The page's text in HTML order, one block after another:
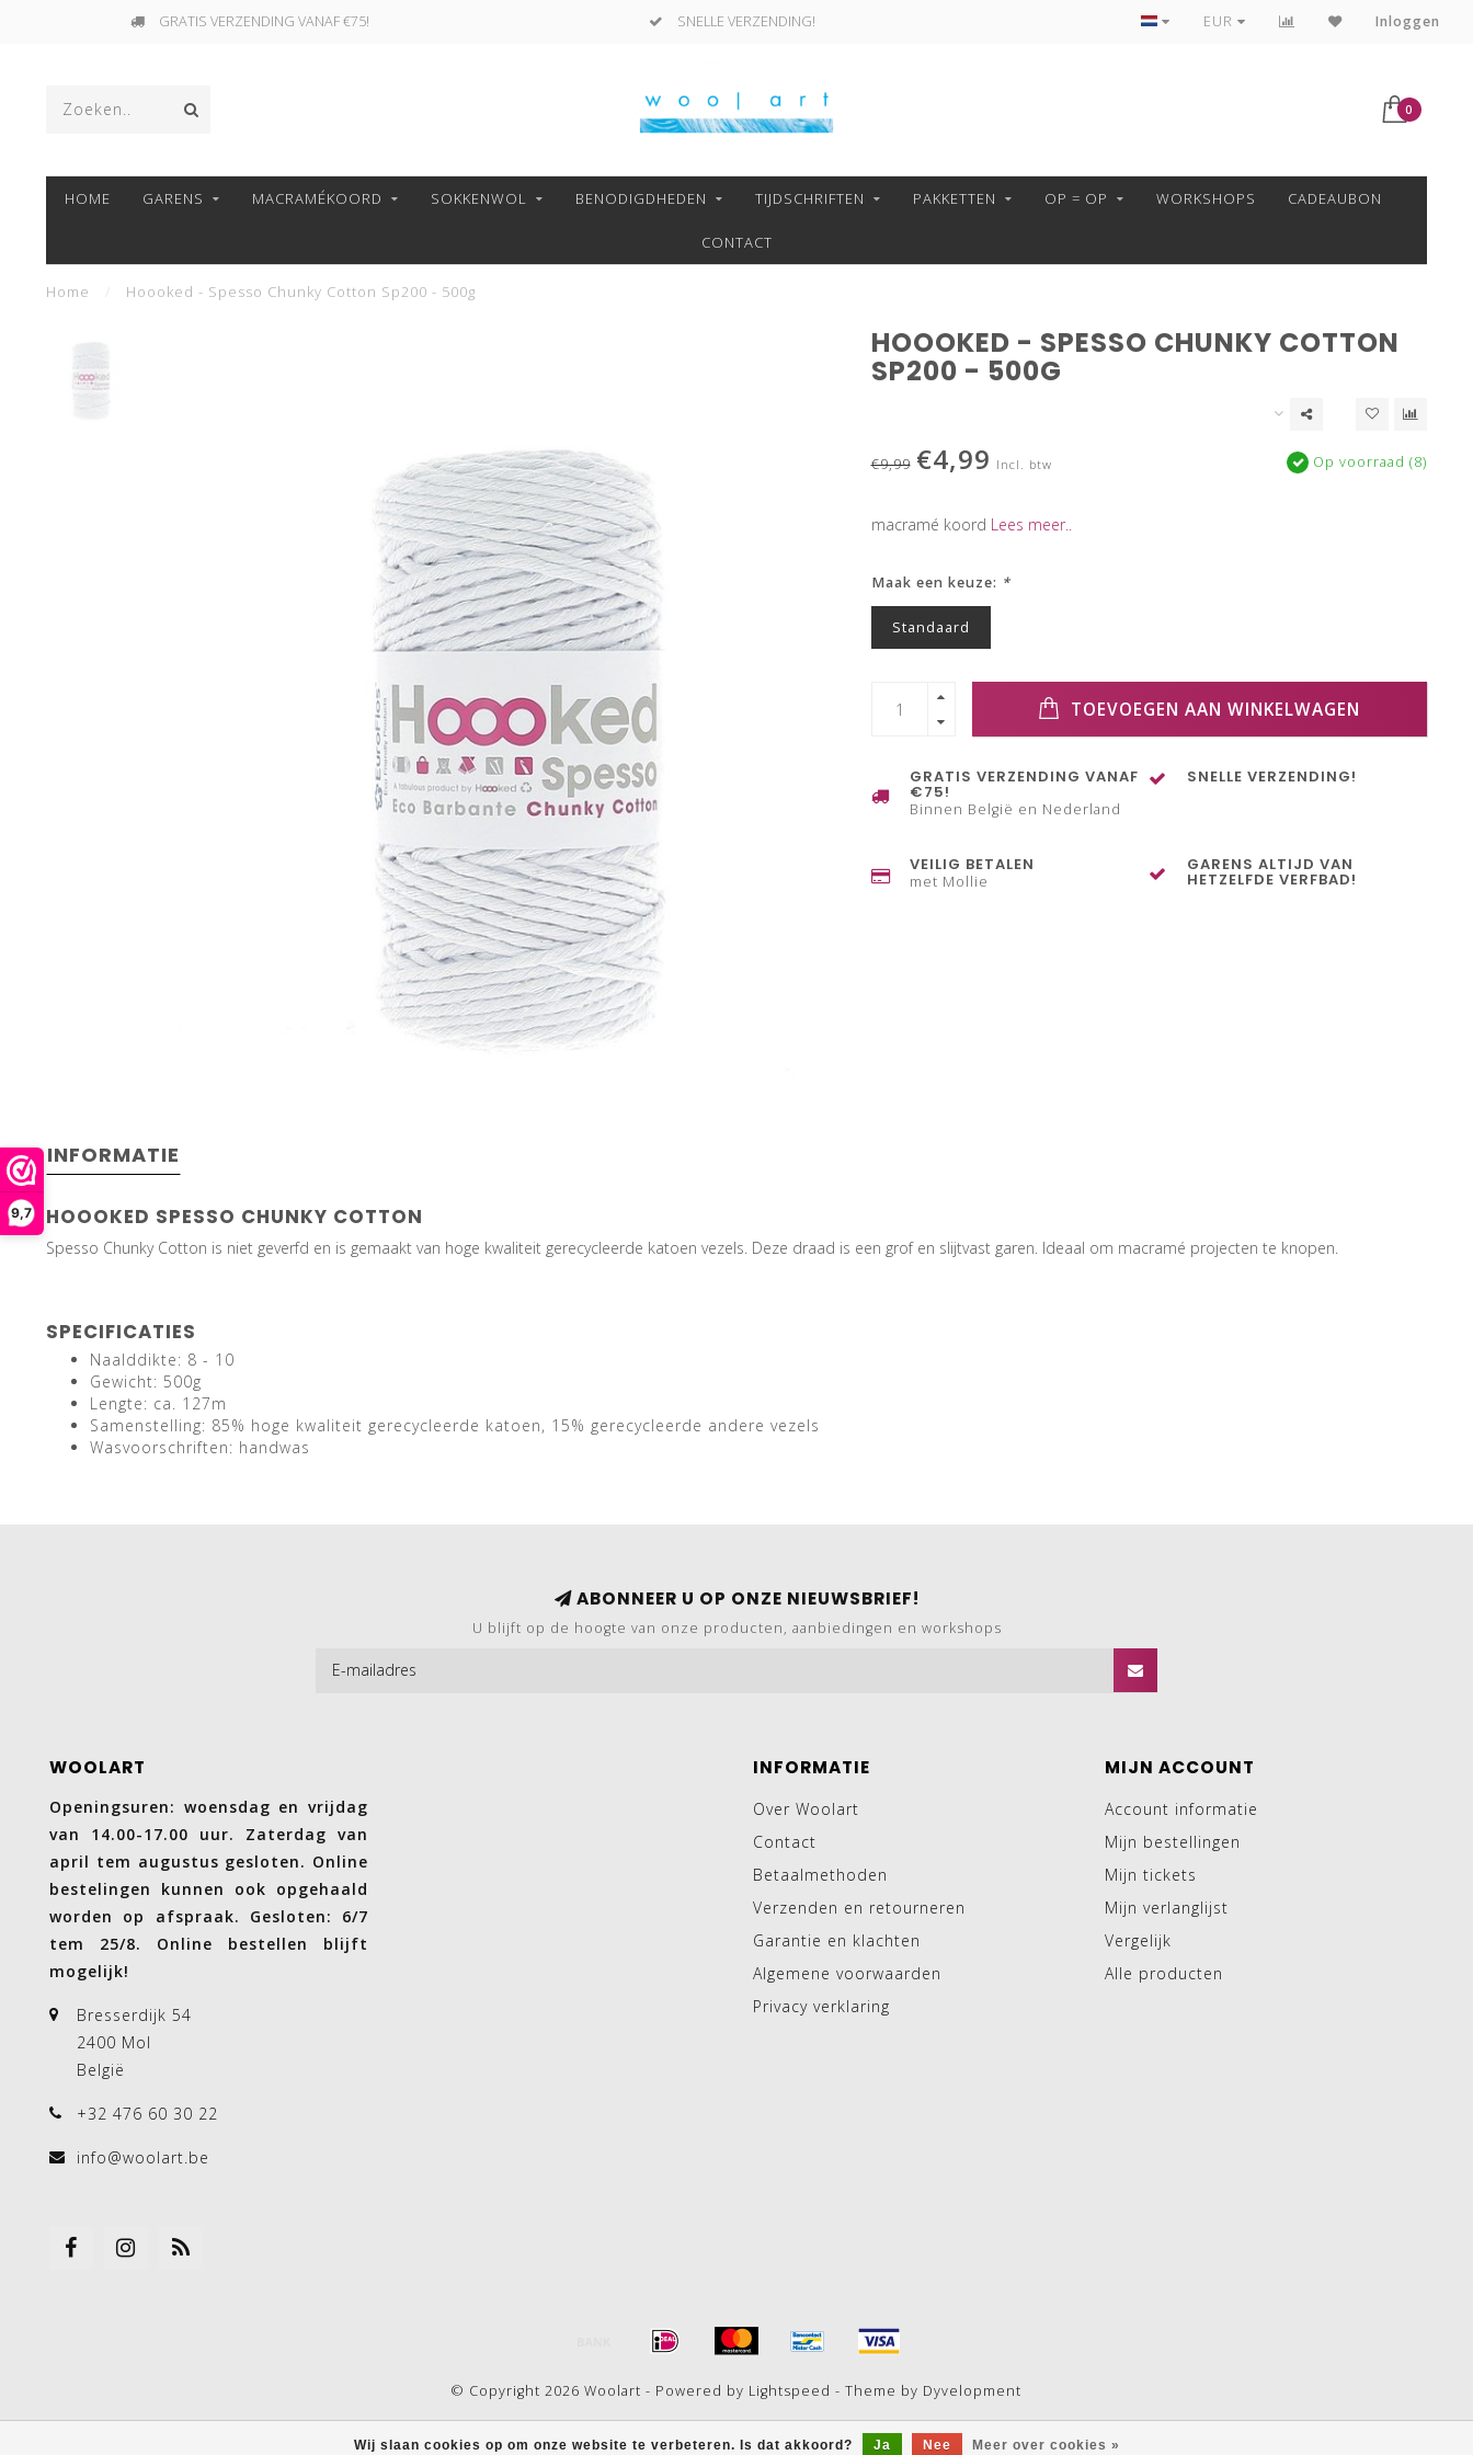
9,7
GRATIS VERZENDING VANAF €75! SNELLE VERZENDING! VEILIG BETALEN MET MOLLIE!
EUR Inloggen
0
HOME GARENS MACRAMÉKOORD SOKKENWOL BENODIGDHEDEN TIJDSCHRIFTEN PAKKETTEN OP = OP WORKSHOPS CADEAUBON
CONTACT
Home Hoooked - Spesso Chunky Cotton Sp200 - 500g
HOOOKED - SPESSO CHUNKY COTTON
SP200 - 500G
€9,99 €4,99 Incl. btw Op voorraad (8)
macramé koord Lees meer..
Maak een keuze: *
Standaard
TOEVOEGEN AAN WINKELWAGEN
GRATIS VERZENDING VANAF
€75!
Binnen België en Nederland
SNELLE VERZENDING!
VEILIG BETALEN
met Mollie
GARENS ALTIJD VAN
HETZELFDE VERFBAD!
INFORMATIE
HOOOKED SPESSO CHUNKY COTTON
Spesso Chunky Cotton is niet geverfd en is gemaakt van hoge kwaliteit gerecycleerde katoen vezels. Deze draad is een grof en slijtvast garen. Ideaal om macramé projecten te knopen.
SPECIFICATIES
Naalddikte: 8 - 10
Gewicht: 500g
Lengte: ca. 127m
Samenstelling: 85% hoge kwaliteit gerecycleerde katoen, 15% gerecycleerde andere vezels
Wasvoorschriften: handwas
Wij slaan cookies op om onze website te verbeteren. Is dat akkoord? Ja Nee Meer over cookies »
ABONNEER U OP ONZE NIEUWSBRIEF!
U blijft op de hoogte van onze producten, aanbiedingen en workshops
WOOLART
Openingsuren: woensdag en vrijdag
van 14.00-17.00 uur. Zaterdag van
april tem augustus gesloten. Online
bestelingen kunnen ook opgehaald
worden op afspraak. Gesloten: 6/7
tem 25/8. Online bestellen blijft
mogelijk!
Bresserdijk 54
2400 Mol
België
+32 476 60 30 22
info@woolart.be
INFORMATIE
Over Woolart
Contact
Betaalmethoden
Verzenden en retourneren
Garantie en klachten
Algemene voorwaarden
Privacy verklaring
MIJN ACCOUNT
Account informatie
Mijn bestellingen
Mijn tickets
Mijn verlanglijst
Vergelijk
Alle producten
© Copyright 2026 Woolart - Powered by Lightspeed - Theme by Dyvelopment